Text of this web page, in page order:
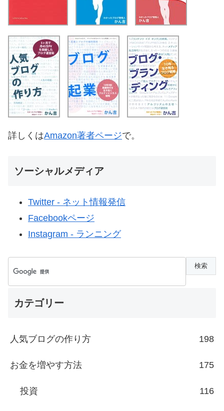
詳しくはAmazon著者ページで。
ソーシャルメディア
Twitter - ネット情報発信
Facebookページ
Instagram - ランニング
カテゴリー
人気ブログの作り方 198
お金を増やす方法 175
投資 116